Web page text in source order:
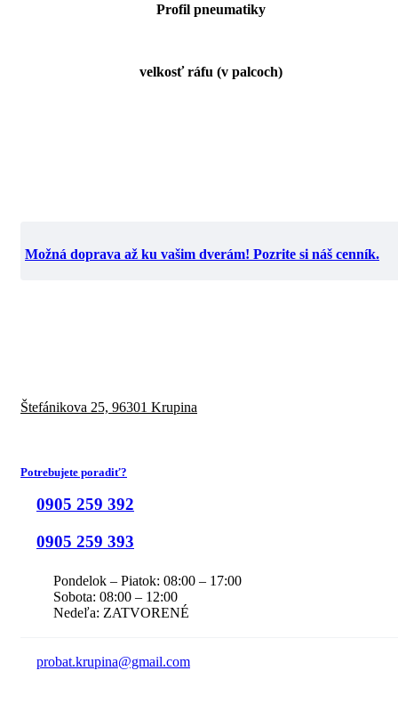
Profil pneumatiky
velkosť ráfu (v palcoch)
Možná doprava až ku vašim dverám! Pozrite si náš cenník.
Štefánikova 25, 96301 Krupina
Potrebujete poradiť?
0905 259 392
0905 259 393
Pondelok – Piatok: 08:00 – 17:00
Sobota: 08:00 – 12:00
Nedeľa: ZATVORENÉ
probat.krupina@gmail.com